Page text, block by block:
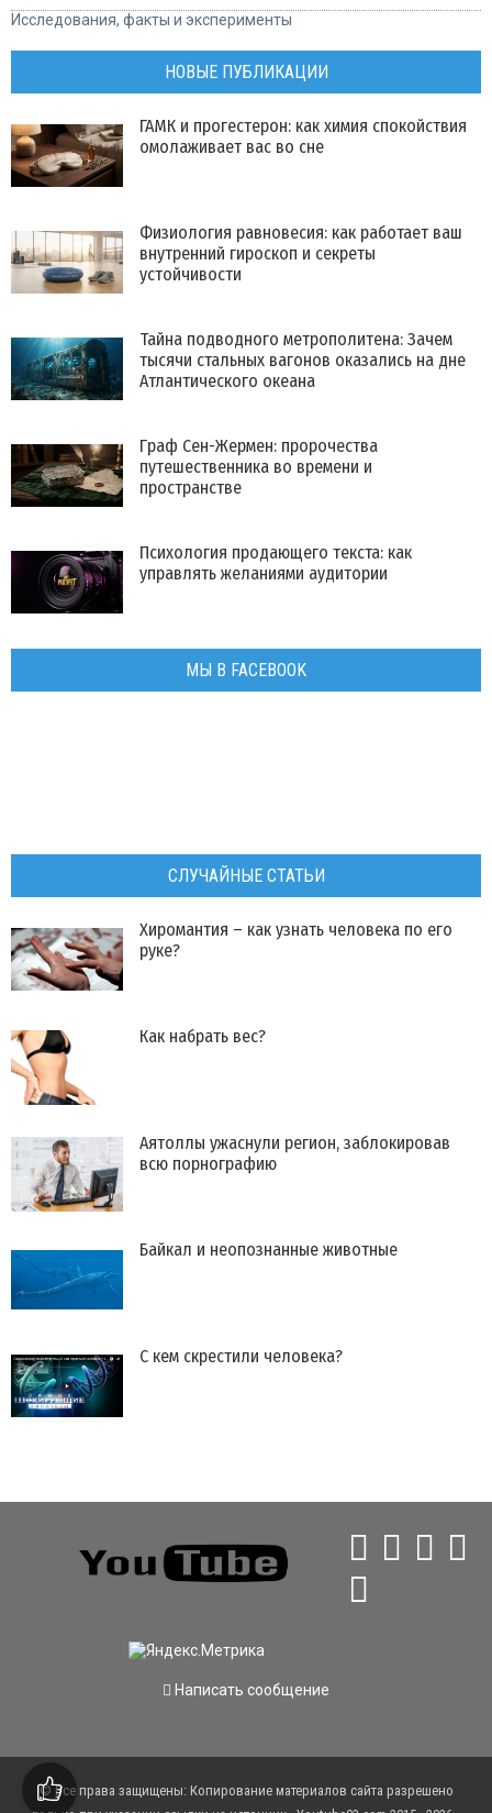
Исследования, факты и эксперименты
НОВЫЕ ПУБЛИКАЦИИ
ГАМК и прогестерон: как химия спокойствия
омолаживает вас во сне
Физиология равновесия: как работает ваш
внутренний гироскоп и секреты
устойчивости
Тайна подводного метрополитена: Зачем
тысячи стальных вагонов оказались на дне
Атлантического океана
Граф Сен-Жермен: пророчества
путешественника во времени и
пространстве
Психология продающего текста: как
управлять желаниями аудитории
МЫ В FACEBOOK
СЛУЧАЙНЫЕ СТАТЬИ
Хиромантия – как узнать человека по его
руке?
Как набрать вес?
Аятоллы ужаснули регион, заблокировав
всю порнографию
Байкал и неопознанные животные
С кем скрестили человека?
Написать сообщение
© Все права защищены: Копирование материалов сайта разрешено